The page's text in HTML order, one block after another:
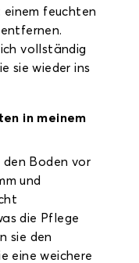
einem feuchten
vollständig
sie wieder ins
in meinem
Boden vor
und
die Pflege
sie den
eine weichere